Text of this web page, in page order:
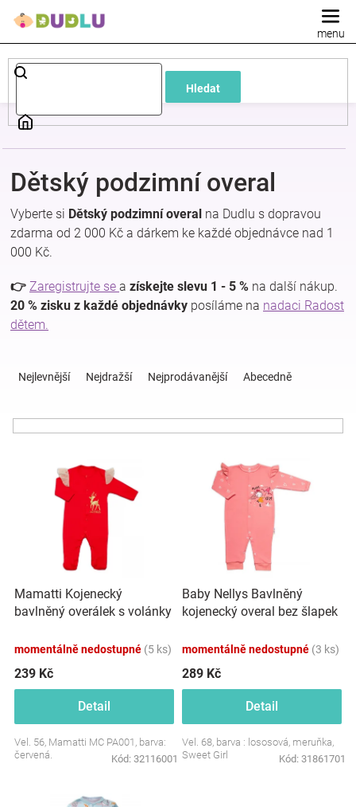
Hledat
Dětské
a
kojenecké
oblečení
Pokojíček
kojenecká
a
Těhotenské
oblečení
Novinky
Dětský podzimní overal
Vyberte si Dětský podzimní overal na Dudlu s dopravou
zdarma od 2 000 Kč a dárkem ke každé objednávce nad 1
000 Kč.
👉 Zaregistrujte se a získejte slevu 1 - 5 % na další nákup.
20 % zisku z každé objednávky posíláme na nadaci Radost
dětem.
ů
Nejlevnější Nejdražší Nejprodávanější Abecedně
o
d
u
t
ů
Mamatti Kojenecký
bavlněný overálek s volánky
momentálně nedostupné (5 ks)
239 Kč
Detail
Vel. 56, Mamatti MC PA001, barva:
červená.
Kód: 32116001
Baby Nellys Bavlněný
kojenecký overal bez šlapek
momentálně nedostupné (3 ks)
289 Kč
Detail
Vel. 68, barva : lososová, meruňka,
Sweet Girl
Kód: 31861701